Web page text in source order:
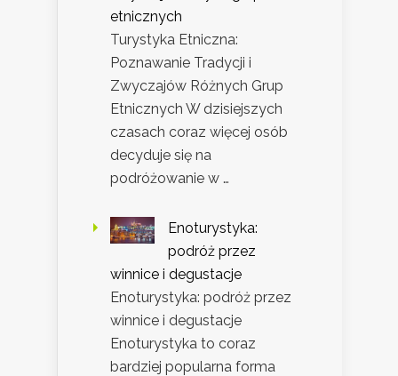
etnicznych
Turystyka Etniczna:
Poznawanie Tradycji i
Zwyczajów Różnych Grup
Etnicznych W dzisiejszych
czasach coraz więcej osób
decyduje się na
podróżowanie w …
Enoturystyka:
podróż przez
winnice i degustacje
Enoturystyka: podróż przez
winnice i degustacje
Enoturystyka to coraz
bardziej popularna forma